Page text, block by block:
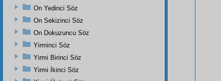
On Yedinci Söz
On Sekizinci Söz
On Dokuzuncu Söz
Yirminci Söz
Yirmi Birinci Söz
Yirmi İkinci Söz